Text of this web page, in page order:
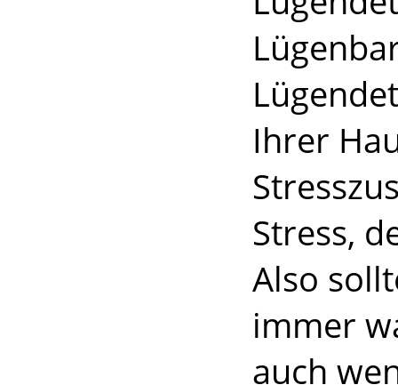
Ihrer
Stress,
Also
immer
auch